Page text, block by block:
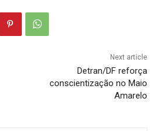
Next article
Detran/DF reforça
conscientização no Maio
Amarelo